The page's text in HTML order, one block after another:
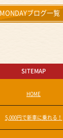
MONDAYブログ一覧
SITEMAP
HOME
5,000円で新車に乗れる！